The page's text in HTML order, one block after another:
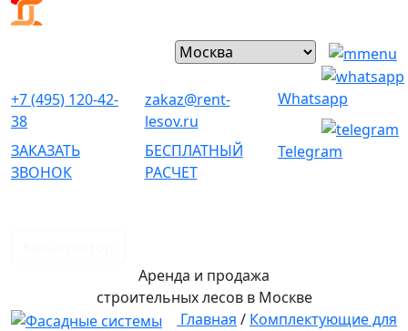
+7 (495) 120-42-
38
ЗАКАЗАТЬ
ЗВОНОК
zakaz@rent-
lesov.ru
БЕСПЛАТНЫЙ
РАСЧЕТ
Whatsapp
Telegram
Аренда и продажа
строительных лесов в Москве
Главная / Комплектующие для